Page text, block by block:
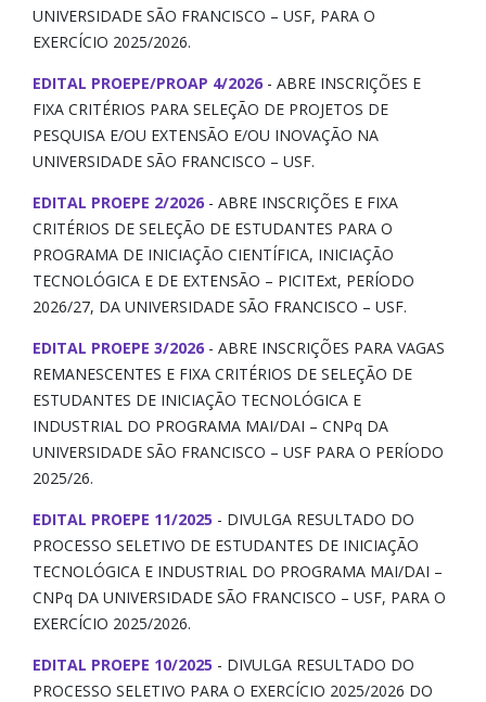
Repositório Científico
Termos de Compromisso
Vagas e Bolsas
UNIVERSIDADE SÃO FRANCISCO – USF, PARA O
EXERCÍCIO 2025/2026.
EDITAL PROEPE/PROAP 4/2026 - ABRE INSCRIÇÕES E
FIXA CRITÉRIOS PARA SELEÇÃO DE PROJETOS DE
PESQUISA E/OU EXTENSÃO E/OU INOVAÇÃO NA
UNIVERSIDADE SÃO FRANCISCO – USF.
EDITAL PROEPE 2/2026 - ABRE INSCRIÇÕES E FIXA
CRITÉRIOS DE SELEÇÃO DE ESTUDANTES PARA O
PROGRAMA DE INICIAÇÃO CIENTÍFICA, INICIAÇÃO
TECNOLÓGICA E DE EXTENSÃO – PICITExt, PERÍODO
2026/27, DA UNIVERSIDADE SÃO FRANCISCO – USF.
EDITAL PROEPE 3/2026 - ABRE INSCRIÇÕES PARA VAGAS
REMANESCENTES E FIXA CRITÉRIOS DE SELEÇÃO DE
ESTUDANTES DE INICIAÇÃO TECNOLÓGICA E
INDUSTRIAL DO PROGRAMA MAI/DAI – CNPq DA
UNIVERSIDADE SÃO FRANCISCO – USF PARA O PERÍODO
2025/26.
EDITAL PROEPE 11/2025 - DIVULGA RESULTADO DO
PROCESSO SELETIVO DE ESTUDANTES DE INICIAÇÃO
TECNOLÓGICA E INDUSTRIAL DO PROGRAMA MAI/DAI –
CNPq DA UNIVERSIDADE SÃO FRANCISCO – USF, PARA O
EXERCÍCIO 2025/2026.
EDITAL PROEPE 10/2025 - DIVULGA RESULTADO DO
PROCESSO SELETIVO PARA O EXERCÍCIO 2025/2026 DO